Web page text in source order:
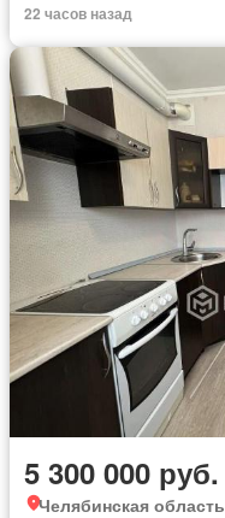
22 часов назад
5 300 000 руб.
Челябинская область